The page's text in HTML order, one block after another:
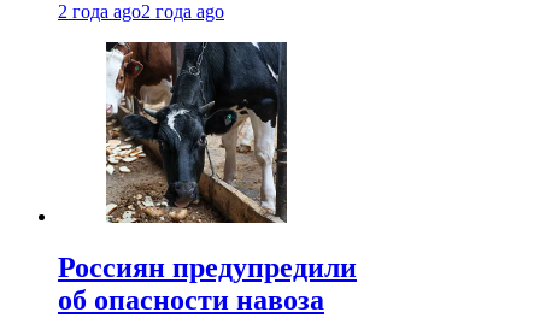
2 года ago2 года ago
Россиян предупредили
об опасности навоза